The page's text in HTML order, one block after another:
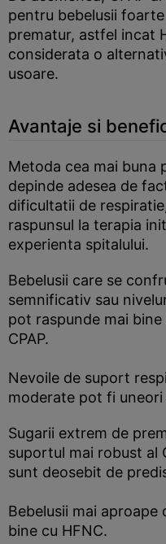
pentru bebelusii
prematur, astfel incat
considerata o
usoare.
Avantaje si
Metoda cea mai buna
depinde adesea de
dificultatii de
raspunsul la terapia
experienta spitalului.
Bebelusii care se
semnificativ sau
pot raspunde mai
CPAP.
Nevoile de suport
moderate pot fi
Sugarii extrem de
suportul mai robust al
sunt deosebit de
Bebelusii mai
bine cu HFNC.